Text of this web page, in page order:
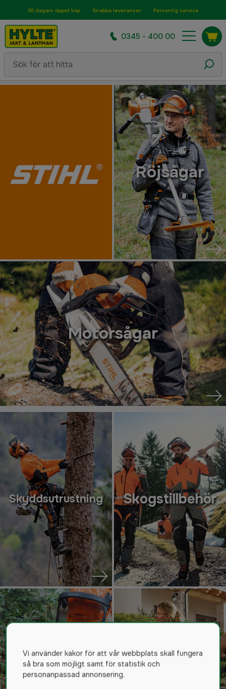
30 dagars öppet köp Snabba leveranser Personlig service
0345 - 400 00
Röjsågar
Motorsågar
Skyddsutrustning Skogstillbehör
Sågkedjor Högtryckstvättar
Vi använder kakor för att vår webbplats skall fungera
så bra som möjligt samt för statistik och
personanpassad annonsering.